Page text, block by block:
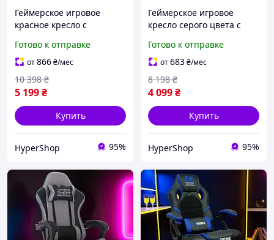
Геймерское игровое
красное кресло с
компьютерные кресла с
высокой спинкой для
геймеров
Готово к отправке
от866₴/мес
5 199₴
10 398 ₴
Купить
HyperShop 95%
Геймерское игровое
кресло серого цвета с
компьютерные кресла с
высокой спинкой для
геймеров
Готово к отправке
от683₴/мес
4 099₴
8 198 ₴
Купить
HyperShop 95%